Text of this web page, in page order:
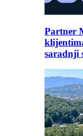
Partner
saradnji